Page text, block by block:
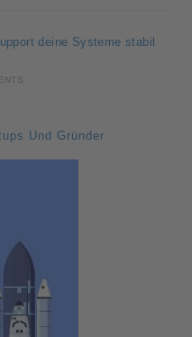
deine Systeme stabil
Und Gründer